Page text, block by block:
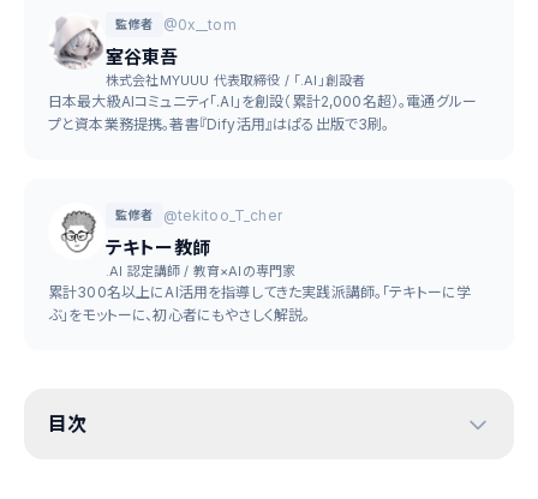
監修者 @0x__tom
室谷東吾
株式会社MYUUU 代表取締役 / 「.AI」創設者
日本最大級AIコミュニティ「.AI」を創設（累計2,000名超）。電通グルー
プと資本業務提携。著書『Dify活用』はぱる出版で3刷。
監修者 @tekitoo_T_cher
テキトー教師
.AI 認定講師 / 教育×AIの専門家
累計300名以上にAI活用を指導してきた実践派講師。「テキトーに学
ぶ」をモットーに、初心者にもやさしく解説。
目次